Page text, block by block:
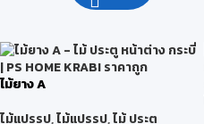
เฟอร์นิเจอร์ TOP โต๊ะหรือ
ความทันสมัย และอบอุ่นแบบ
ธรรมชาติ
ในหนึ่งเดียว
ลักษณะการใช้งาน : งาน
ไม้ยาง A
ไม้แปรรูป,ไม้แปรรูป,ไม้ ประตู